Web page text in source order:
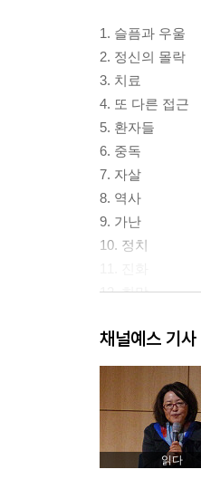
1. 슬픔과 우울
2. 정신의 몰락
3. 치료
4. 또 다른 접근
5. 환자들
6. 중독
7. 자살
8. 역사
9. 가난
10. 정치
12. 희망
채널예스 기사
읽다